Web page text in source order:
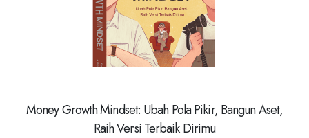
Money Growth Mindset: Ubah Pola Pikir, Bangun Aset,
Raih Versi Terbaik Dirimu